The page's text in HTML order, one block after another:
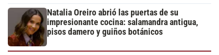
Natalia Oreiro abrió las puertas de su
impresionante cocina: salamandra antigua,
pisos damero y guiños botánicos